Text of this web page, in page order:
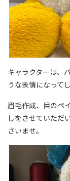
キャラクターは、
うな表情になって
眉毛作成、目のペ
しをさせていただ
さいませ。